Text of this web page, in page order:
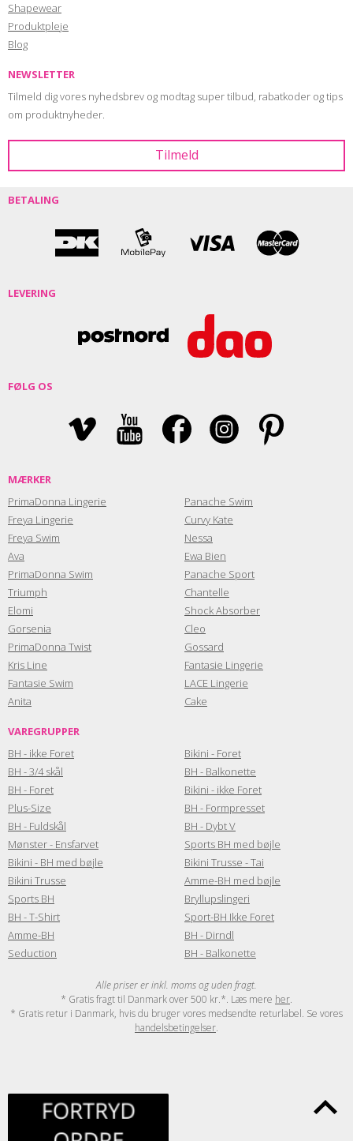
Shapewear
Produktpleje
Blog
NEWSLETTER
Tilmeld dig vores nyhedsbrev og modtag super tilbud, rabatkoder og tips
om produktnyheder.
BETALING
LEVERING
FØLG OS
MÆRKER
PrimaDonna Lingerie
Freya Lingerie
Freya Swim
Ava
PrimaDonna Swim
Triumph
Elomi
Gorsenia
PrimaDonna Twist
Kris Line
Fantasie Swim
Anita
Panache Swim
Curvy Kate
Nessa
Ewa Bien
Panache Sport
Chantelle
Shock Absorber
Cleo
Gossard
Fantasie Lingerie
LACE Lingerie
Cake
VAREGRUPPER
BH - ikke Foret
BH - 3/4 skål
BH - Foret
Plus-Size
BH - Fuldskål
Mønster - Ensfarvet
Bikini - BH med bøjle
Bikini Trusse
Sports BH
BH - T-Shirt
Amme-BH
Seduction
Bikini - Foret
BH - Balkonette
Bikini - ikke Foret
BH - Formpresset
BH - Dybt V
Sports BH med bøjle
Bikini Trusse - Tai
Amme-BH med bøjle
Bryllupslingeri
Sport-BH Ikke Foret
BH - Dirndl
BH - Balkonette
Alle priser er inkl. moms og uden fragt.
* Gratis fragt til Danmark over 500 kr.*. Læs mere her.
* Gratis retur i Danmark, hvis du bruger vores medsendte returlabel. Se vores
handelsbetingelser.